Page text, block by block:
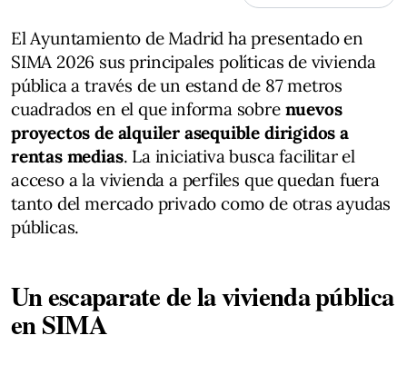
El Ayuntamiento de Madrid ha presentado en
SIMA 2026 sus principales políticas de vivienda
pública a través de un estand de 87 metros
cuadrados en el que informa sobre nuevos
proyectos de alquiler asequible dirigidos a
rentas medias. La iniciativa busca facilitar el
acceso a la vivienda a perfiles que quedan fuera
tanto del mercado privado como de otras ayudas
públicas.
Un escaparate de la vivienda pública
en SIMA